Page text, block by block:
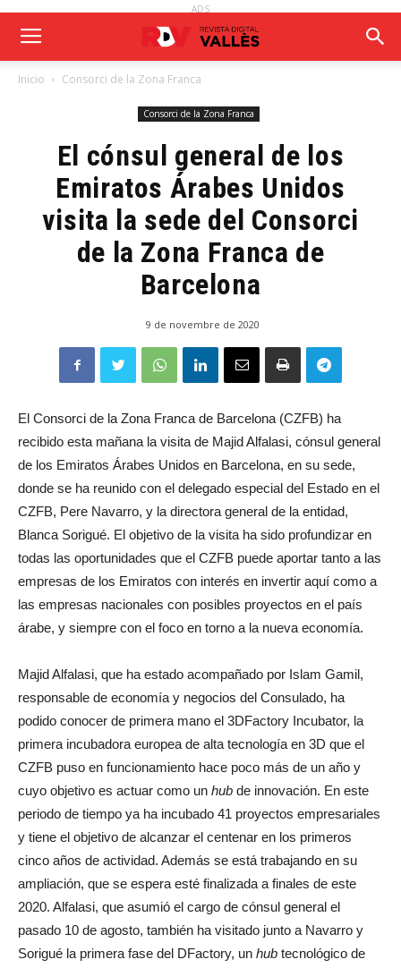
ADS
Inicio Consorci de la Zona Franca
Consorci de la Zona Franca
El cónsul general de los
Emiratos Árabes Unidos
visita la sede del Consorci
de la Zona Franca de
Barcelona
9 de novembre de 2020
El Consorci de la Zona Franca de Barcelona (CZFB) ha
recibido esta mañana la visita de Majid Alfalasi, cónsul general
de los Emiratos Árabes Unidos en Barcelona, en su sede,
donde se ha reunido con el delegado especial del Estado en el
CZFB, Pere Navarro, y la directora general de la entidad,
Blanca Sorigué. El objetivo de la visita ha sido profundizar en
todas las oportunidades que el CZFB puede aportar tanto a las
empresas de los Emiratos con interés en invertir aquí como a
las empresas nacionales con posibles proyectos en el país
árabe, y siempre con el foco en torno a la nueva economía.
Majid Alfalasi, que ha estado acompañado por Islam Gamil,
responsable de economía y negocios del Consulado, ha
podido conocer de primera mano el 3DFactory Incubator, la
primera incubadora europea de alta tecnología en 3D que el
CZFB puso en funcionamiento hace poco más de un año y
cuyo objetivo es actuar como un hub de innovación. En este
periodo de tiempo ya ha incubado 41 proyectos empresariales
y tiene el objetivo de alcanzar el centenar en los primeros
cinco años de actividad. Además se está trabajando en su
ampliación, que se espera esté finalizada a finales de este
2020. Alfalasi, que asumió el cargo de cónsul general el
pasado 10 de agosto, también ha visitado junto a Navarro y
Sorigué la primera fase del DFactory, un hub tecnológico de